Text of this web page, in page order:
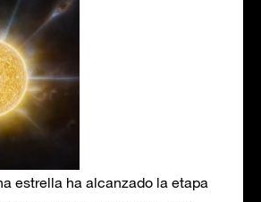
estrella ha alcanzado la etapa